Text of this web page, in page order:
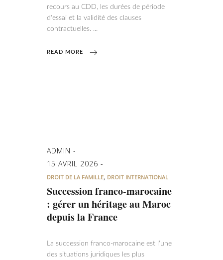
recours au CDD, les durées de période
d'essai et la validité des clauses
contractuelles.
READ MORE
ADMIN
15 AVRIL 2026
DROIT DE LA FAMILLE, DROIT INTERNATIONAL
Succession franco-marocaine
: gérer un héritage au Maroc
depuis la France
La succession franco-marocaine est l'une
des situations juridiques les plus